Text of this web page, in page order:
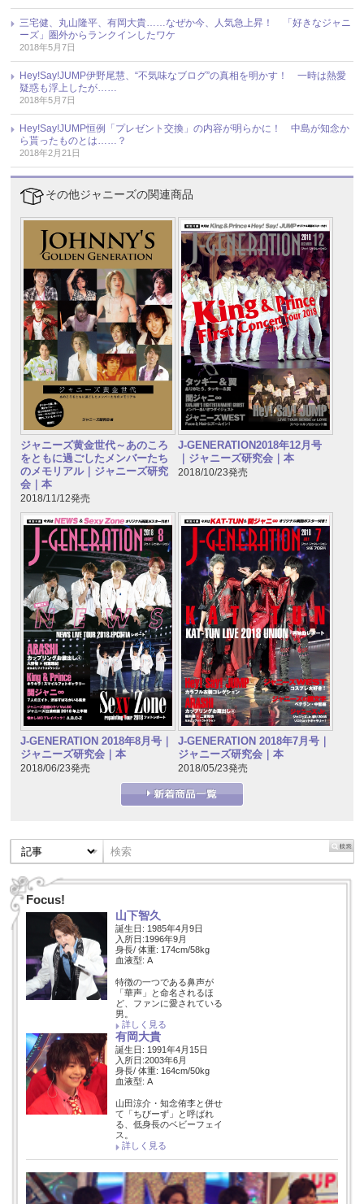
三宅健、丸山隆平、有岡大貴……なぜか今、人気急上昇！ 「好きなジャニ
ーズ」圏外からランクインしたワケ
2018年5月7日
Hey!Say!JUMP伊野尾慧、“不気味なブログ”の真相を明かす！ 一時は熱愛
疑惑も浮上したが……
2018年5月7日
Hey!Say!JUMP恒例「プレゼント交換」の内容が明らかに！ 中島が知念か
ら貰ったものとは……？
2018年2月21日
その他ジャニーズの関連商品
ジャニーズ黄金世代～あのころ
をともに過ごしたメンバーたち
のメモリアル｜ジャニーズ研究
会｜本
2018/11/12発売
J-GENERATION2018年12月号
｜ジャニーズ研究会｜本
2018/10/23発売
J-GENERATION 2018年8月号｜
ジャニーズ研究会｜本
2018/06/23発売
J-GENERATION 2018年7月号｜
ジャニーズ研究会｜本
2018/05/23発売
Focus!
山下智久
誕生日: 1985年4月9日
入所日:1996年9月
身長/ 体重: 174cm/58kg
血液型: A
特徴の一つである鼻声が
「華声」と命名されるほ
ど、ファンに愛されている
男。
詳しく見る
有岡大貴
誕生日: 1991年4月15日
入所日:2003年6月
身長/ 体重: 164cm/50kg
血液型: A
山田涼介・知念侑李と併せ
て「ちびーず」と呼ばれ
る、低身長のベビーフェイ
ス。
詳しく見る